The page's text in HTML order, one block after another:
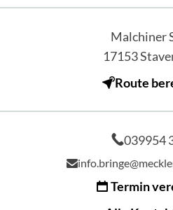
Malchiner
17153
Route
039954
Termin